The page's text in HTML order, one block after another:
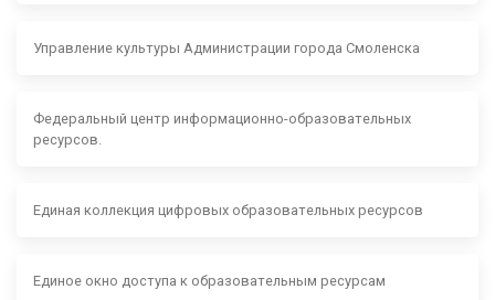
Управление культуры Администрации города Смоленска
Федеральный центр информационно-образовательных
ресурсов.
Единая коллекция цифровых образовательных ресурсов
Единое окно доступа к образовательным ресурсам